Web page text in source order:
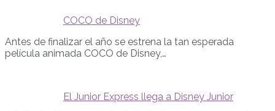
COCO de Disney
Antes de finalizar el año se estrena la tan esperada
película animada COCO de Disney,…
El Junior Express llega a Disney Junior